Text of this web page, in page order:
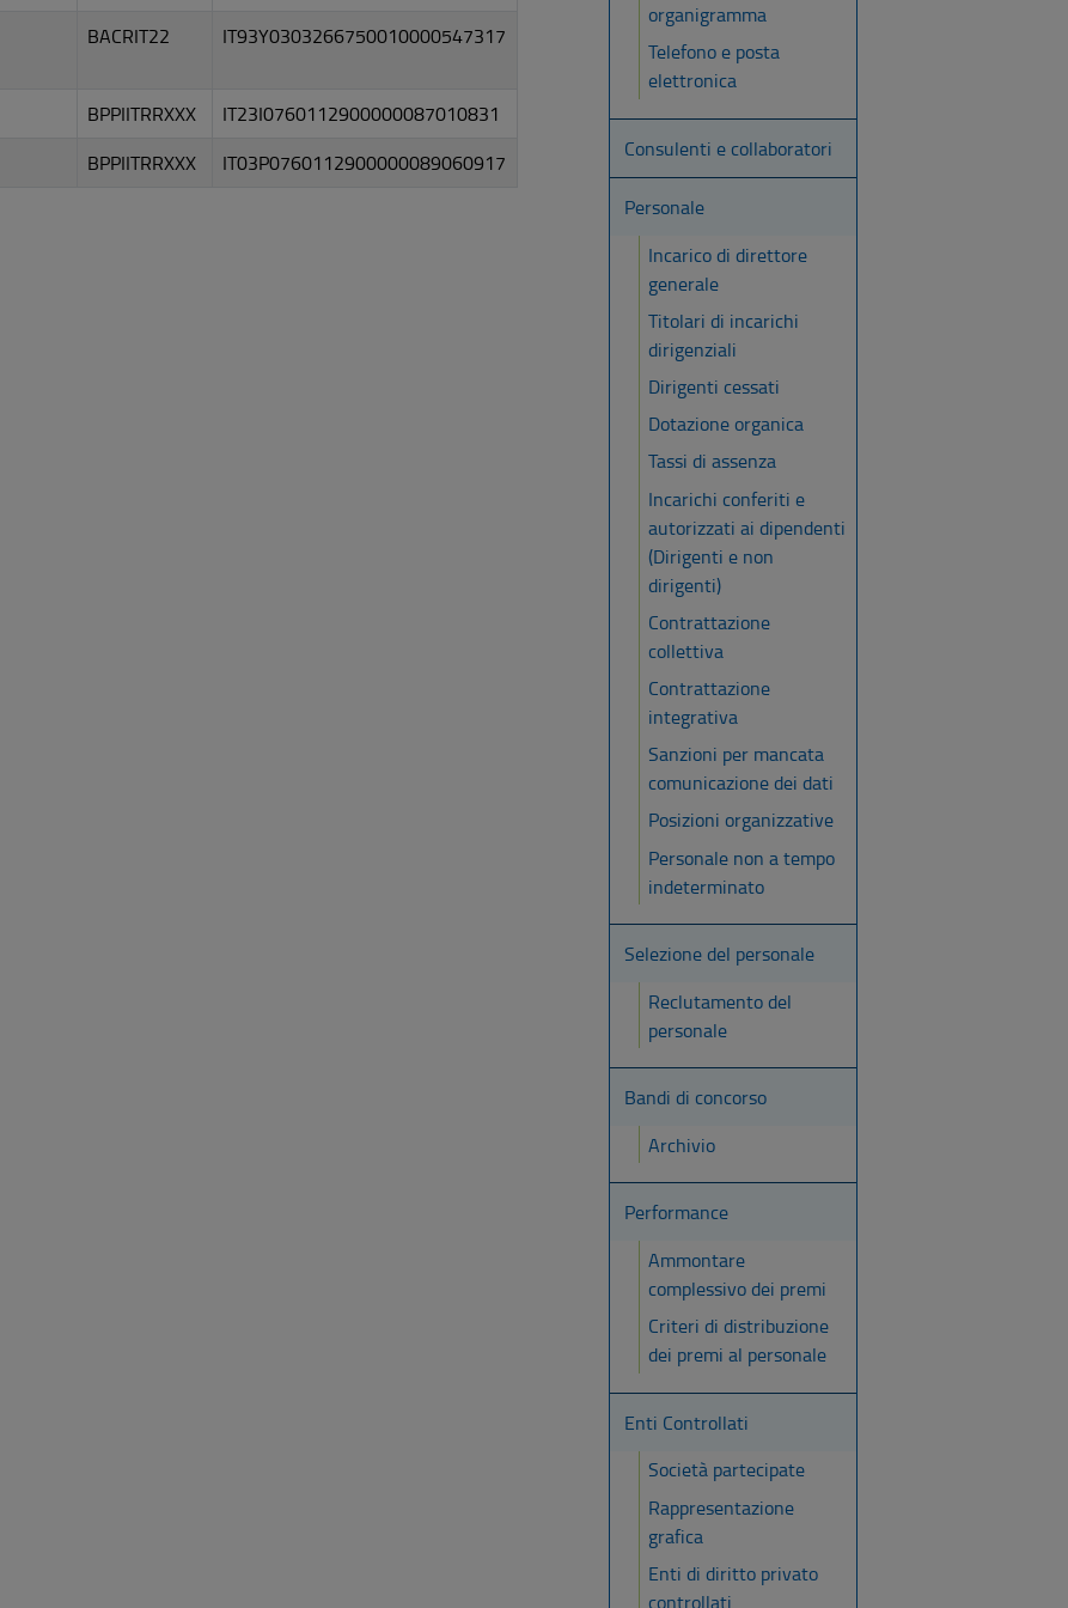
BACRIT22 IT93Y0303266750010000547317
BPPIITRRXXX
IT23I0760112900000087010831
BPPIITRRXXX IT03P0760112900000089060917
organigramma
Telefono e posta
elettronica
Consulenti e collaboratori
Personale
Incarico di direttore
generale
Titolari di incarichi
dirigenziali
Dirigenti cessati
Dotazione organica
Tassi di assenza
Incarichi conferiti e
autorizzati ai dipendenti
(Dirigenti e non
dirigenti)
Contrattazione
collettiva
Contrattazione
integrativa
Sanzioni per mancata
comunicazione dei dati
Posizioni organizzative
Personale non a tempo
indeterminato
Selezione del personale
Reclutamento del
personale
Bandi di concorso
Archivio
Performance
Ammontare
complessivo dei premi
Criteri di distribuzione
dei premi al personale
Enti Controllati
Società partecipate
Rappresentazione
grafica
Enti di diritto privato
controllati